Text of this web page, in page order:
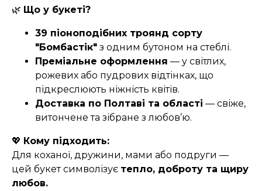
🌿 Що у букеті?
39 піоноподібних троянд сорту
"Бомбастік" з одним бутоном на стеблі.
Преміальне оформлення — у світлих,
рожевих або пудрових відтінках, що
підкреслюють ніжність квітів.
Доставка по Полтаві та області — свіже,
витончене та зібране з любов’ю.
💖 Кому підходить:
Для коханої, дружини, мами або подруги —
цей букет символізує тепло, доброту та щиру
любов.